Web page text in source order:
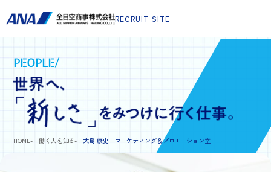
RECRUIT SITE
PEOPLE/
HOME 働く人を知る 大島 康史 マーケティング＆プロモーション室